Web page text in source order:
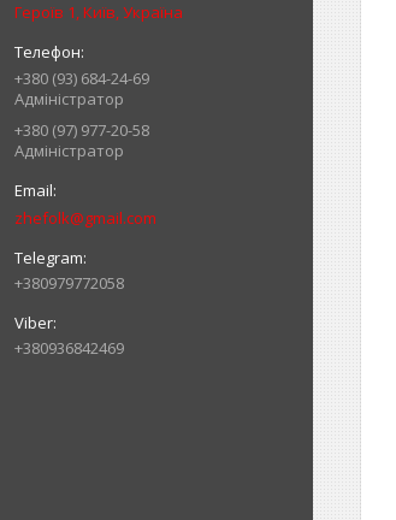
Героїв 1, Київ, Україна
+380 (93) 684-24-69
Адміністратор
+380 (97) 977-20-58
Адміністратор
zhefolk@gmail.com
+380979772058
+380936842469